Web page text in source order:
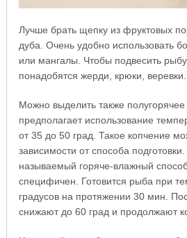
Лучше брать щепку из фруктовых
дуба. Очень удобно использовать
или мангалы. Чтобы подвесить
понадобятся жерди, крюки, веревки.
Можно выделить также
предполагает использование
от 35 до 50 град. Такое копчение
зависимости от способа подготовки.
называемый горяче-влажный
специфичен. Готовится рыба при
градусов на протяжении 30 мин.
снижают до 60 град и продолжают